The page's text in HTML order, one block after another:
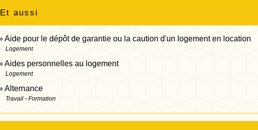
Et aussi
Aide pour le dépôt de garantie ou la caution d'un logement en location
Logement
Aides personnelles au logement
Logement
Alternance
Travail - Formation